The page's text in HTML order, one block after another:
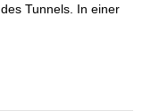
Tunnels. In einer